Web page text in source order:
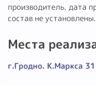
производитель. дата
состав не
Места
г.Гродно. К.Маркса 31